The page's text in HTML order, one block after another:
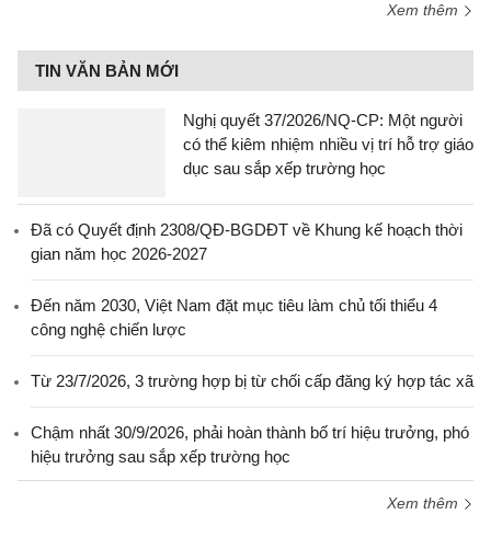
Xem thêm
TIN VĂN BẢN MỚI
Nghị quyết 37/2026/NQ-CP: Một người
có thể kiêm nhiệm nhiều vị trí hỗ trợ giáo
dục sau sắp xếp trường học
Đã có Quyết định 2308/QĐ-BGDĐT về Khung kế hoạch thời
gian năm học 2026-2027
Đến năm 2030, Việt Nam đặt mục tiêu làm chủ tối thiểu 4
công nghệ chiến lược
Từ 23/7/2026, 3 trường hợp bị từ chối cấp đăng ký hợp tác xã
Chậm nhất 30/9/2026, phải hoàn thành bố trí hiệu trưởng, phó
hiệu trưởng sau sắp xếp trường học
Xem thêm